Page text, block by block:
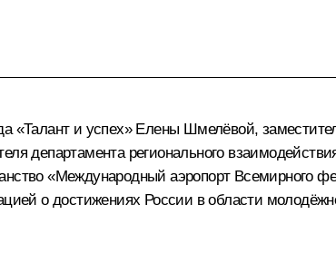
«Талант и успех» Елены Шмелёвой,
департамента регионального
«Международный аэропорт Всемирного
о достижениях России в области